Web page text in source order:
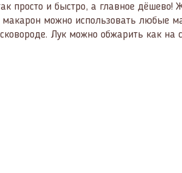
просто и быстро, а главное
можно использовать любые
Лук можно обжарить как на